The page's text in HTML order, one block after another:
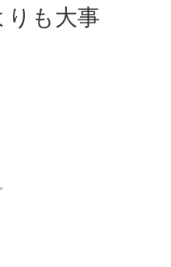
も大事